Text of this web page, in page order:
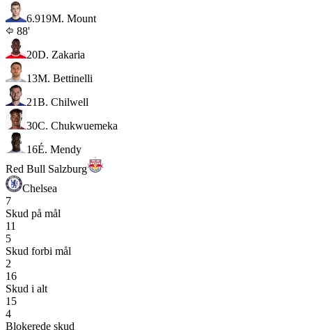
6.919M. Mount
88'
20D. Zakaria
13M. Bettinelli
21B. Chilwell
30C. Chukwuemeka
16É. Mendy
Red Bull Salzburg
Chelsea
7
Skud på mål
11
5
Skud forbi mål
2
16
Skud i alt
15
4
Blokerede skud